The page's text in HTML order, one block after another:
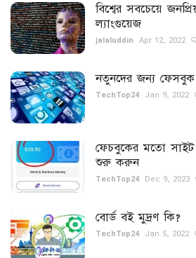
ভ্রমণ
লাইফ স্টাইল
স্বাস্থ্য
খেলা
টিপস
স্পন্সরড টিউন
বিশ্বের সবচেয়ে
ল্যাংগুয়েজ
jalaluddin Apr 12, 2022
নতুনদের জন্য ফেসবুক
TechTop24 Jan 9, 2022
ফেচবুকের মতো
শুরু করুন
TechTop24 Dec 9, 2023
বোর্ড বই মুদ্রণ কি?
TechTop24 Jan 5, 2022